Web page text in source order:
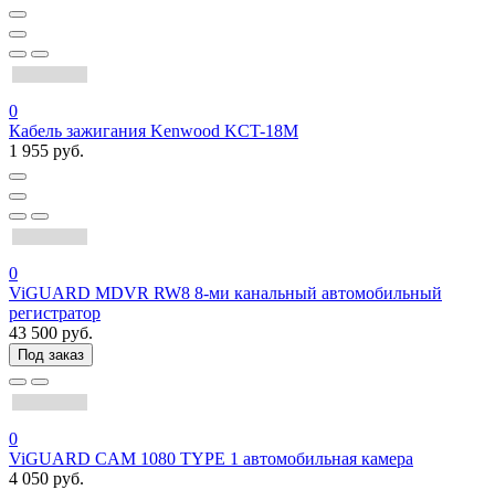
0
Кабель зажигания Kenwood KCT-18M
1 955 руб.
0
ViGUARD MDVR RW8 8-ми канальный автомобильный
регистратор
43 500 руб.
Под заказ
0
ViGUARD CAM 1080 TYPE 1 автомобильная камера
4 050 руб.